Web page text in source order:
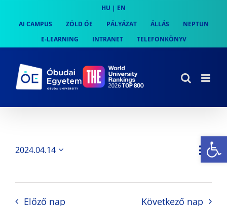
content
HU | EN
AI CAMPUS
ZÖLD ÓE PÁLYÁZAT ÁLLÁS
NEPTUN
E-LEARNING
INTRANET TELEFONKÖNYV
Nap
2024.04.14
Előző nap Következő nap